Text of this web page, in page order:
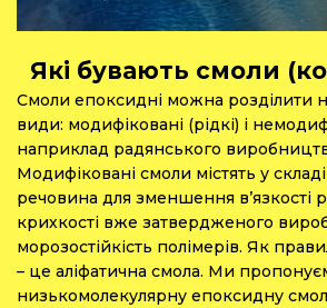
Які бувають смоли
Смоли епоксидні можна розділити
види: модифіковані (рідкі) і
наприклад радянського
Модифіковані смоли містять у складі
речовина для зменшення в’язкості
крихкості вже затвердженого
морозостійкість полімерів. Як
– це аліфатична смола. Ми
низькомолекулярну епоксидну